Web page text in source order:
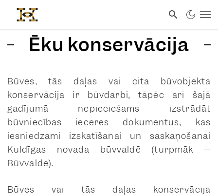
Ēku konservācija
Būves, tās daļas vai cita būvobjekta
konservācija ir būvdarbi, tāpēc arī šajā
gadījumā nepieciešams izstrādāt
būvniecības ieceres dokumentus, kas
iesniedzami izskatīšanai un saskaņošanai
Kuldīgas novada būvvaldē (turpmāk –
Būvvalde).
Būves vai tās daļas konservācija